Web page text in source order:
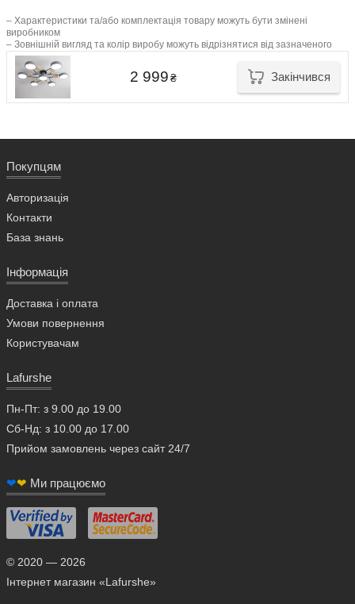
– Характеристики та/або комплектація товару можуть бути змінені
виробником
– Зовнішній вигляд та колір виробу можуть відрізнятися від зазначеного
2 999₴ Закінчився
Покупцям
Авторизація
Контакти
База знань
Інформація
Доставка і оплата
Умови повернення
Користувачам
Lafurshe
Пн-Пт: з 9.00 до 19.00
Сб-Нд: з 10.00 до 17.00
Прийом замовлень через сайт 24/7
❤❤ Ми працюємо
© 2020 — 2026
Інтернет магазин «Lafurshe»